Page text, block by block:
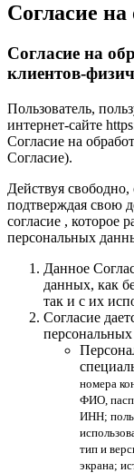
Согласие
Согласие на
клиентов-
Пользователь,
интернет-сайте
Согласие на
Согласие).
Действуя
подтверждая свою
согласие , которое
персональных
Данное
данных, как
так и с их
Согласие
номера
ФИО,
ИНН;
тип и
экрана;